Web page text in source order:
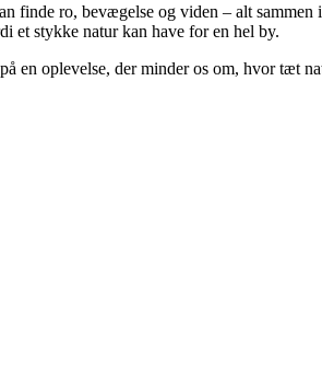
finde ro, bevægelse og viden – alt
et stykke natur kan have for en hel by.
en oplevelse, der minder os om, hvor tæt